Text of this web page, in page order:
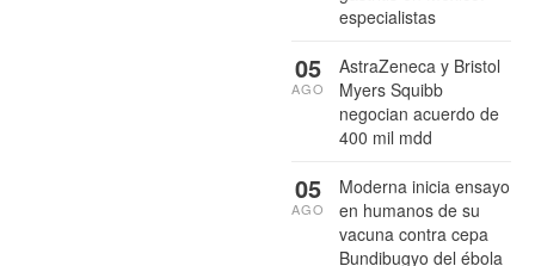
especialistas
AstraZeneca y Bristol
Myers Squibb
negocian acuerdo de
400 mil mdd
05
AGO
Moderna inicia ensayo
en humanos de su
vacuna contra cepa
Bundibugyo del ébola
05
AGO